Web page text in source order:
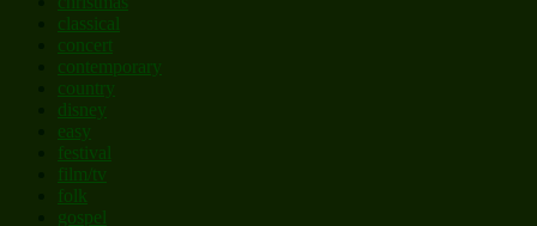
classical
concert
contemporary
country
disney
easy
festival
film/tv
folk
gospel